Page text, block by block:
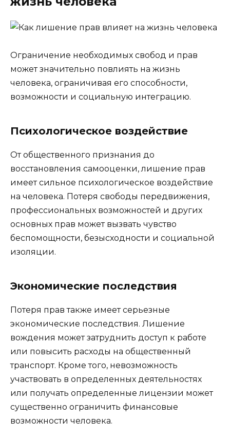
Ограничение необходимых свобод и прав
может значительно повлиять на жизнь
человека, ограничивая его способности,
возможности и социальную интеграцию.
Психологическое воздействие
От общественного признания до
восстановления самооценки, лишение прав
имеет сильное психологическое воздействие
на человека. Потеря свободы передвижения,
профессиональных возможностей и других
основных прав может вызвать чувство
беспомощности, безысходности и социальной
изоляции.
Экономические последствия
Потеря прав также имеет серьезные
экономические последствия. Лишение
вождения может затруднить доступ к работе
или повысить расходы на общественный
транспорт. Кроме того, невозможность
участвовать в определенных деятельностях
или получать определенные лицензии может
существенно ограничить финансовые
возможности человека.